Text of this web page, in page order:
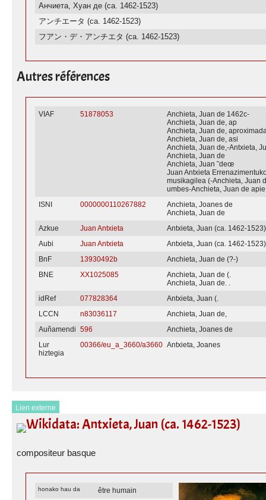
Анчиета, Хуан де (ca. 1462-1523)
アンチエータ (ca. 1462-1523)
フアン・デ・アンチエタ (ca. 1462-1523)
Autres références
VIAF 51878053
Anchieta, Juan de 1462c-
Anchieta, Juan de, ap
Anchieta, Juan de,
Anchieta, Juan de, asi
Anchieta, Juan de,-Antxieta,
Anchieta, Juan de
Anchieta, Juan ˜deœ
Juan Antxieta
musikagilea (-Anchieta, Juan
umbes-Anchieta, Juan de
ISNI
0000000110267882
Anchieta, Joanes de
Anchieta, Juan de
Azkue
Juan Antxieta
Antxieta, Juan (ca. 1462-1523)
Aubi
Juan Antxieta
Antxieta, Juan (ca. 1462-1523)
BnF
13930492b
Anchieta, Juan de (?-)
BNE
XX1025085
Anchieta, Juan de (.
Anchieta, Juan de. .
idRef
077828364
Antxieta, Juan (.
LCCN
n83036117
Anchieta, Juan de,
Auñamendi 596
Anchieta, Joanes de
Lur
hiztegia
00366/eu_a_3660/a3660 Antxieta, Joanes
Lien externe
Wikidata: Antxieta, Juan (ca. 1462-1523)
compositeur basque
honako hau da être humain